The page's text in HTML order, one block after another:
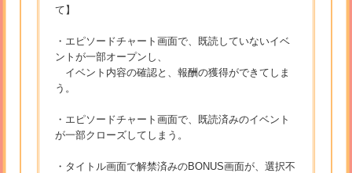
て】
・エピソードチャート画面で、既読していないイベ
ントが一部オープンし、
イベント内容の確認と、報酬の獲得ができてしま
う。
・エピソードチャート画面で、既読済みのイベント
が一部クローズしてしまう。
・タイトル画面で解禁済みのBONUS画面が、選択不